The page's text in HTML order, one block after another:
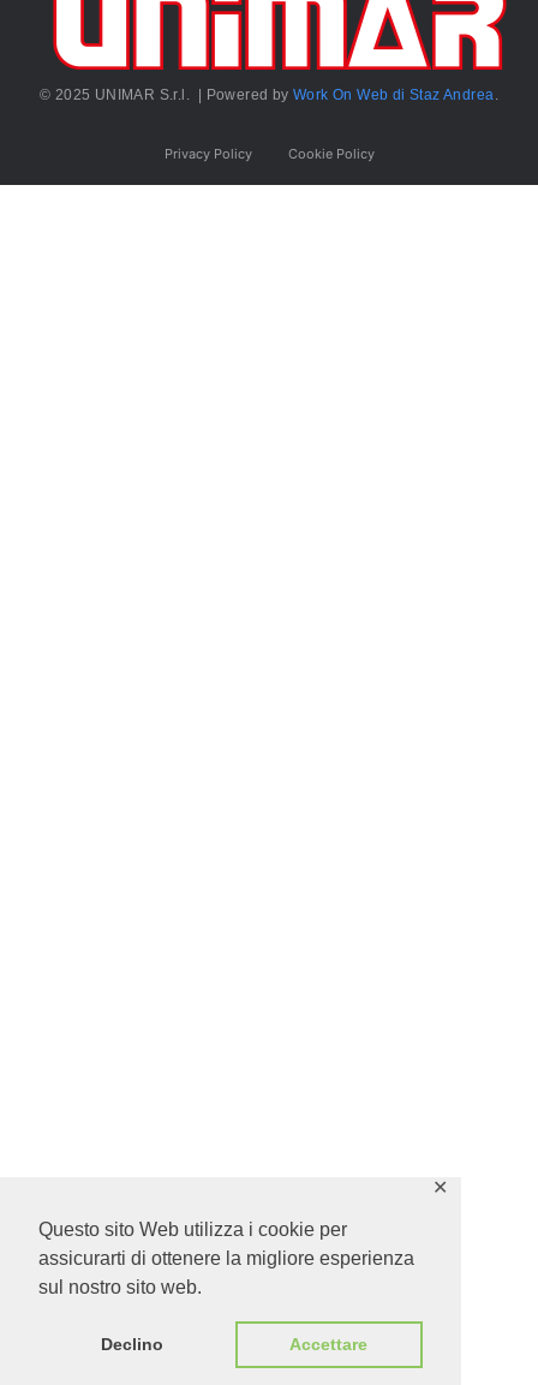
Questo sito Web utilizza i cookie per
assicurarti di ottenere la migliore esperienza
sul nostro sito web.
Declino Accettare
✕
© 2025 UNIMAR S.r.l. | Powered byWork On Web di Staz Andrea
Privacy Policy Cookie Policy